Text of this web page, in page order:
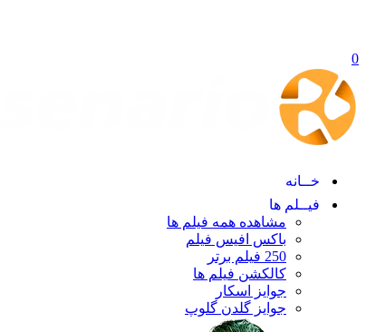
0
خــانه
فیــلم ها
مشاهده همه فیلم ها
باکس افیس فیلم
250 فیلم برتر
کالکشن فیلم ها
جوایز اسکار
جوایز گلدن گلوپ